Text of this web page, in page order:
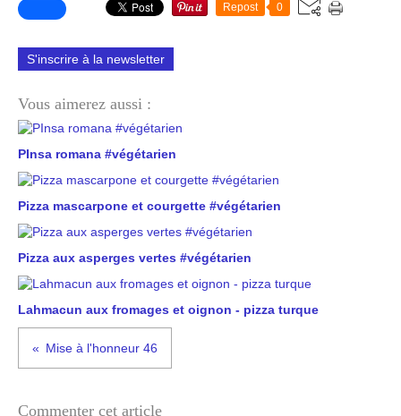
Repost 0
S'inscrire à la newsletter
Vous aimerez aussi :
PInsa romana #végétarien
Pizza mascarpone et courgette #végétarien
Pizza aux asperges vertes #végétarien
Lahmacun aux fromages et oignon - pizza turque
Mise à l'honneur 46
Commenter cet article